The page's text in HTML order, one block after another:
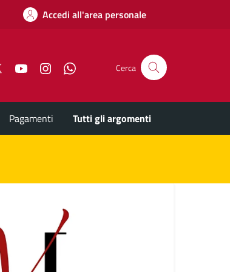
Accedi all'area personale
YouTubeInstagramWhatsappCerca
Pagamenti Tutti gli argomenti